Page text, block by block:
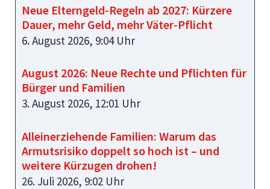
Neue Elterngeld‑Regeln ab 2027: Kürzere
Dauer, mehr Geld, mehr Väter‑Pflicht
6. August 2026, 9:04 Uhr
August 2026: Neue Rechte und Pflichten für
Bürger und Familien
3. August 2026, 12:01 Uhr
Alleinerziehende Familien: Warum das
Armutsrisiko doppelt so hoch ist – und
weitere Kürzugen drohen!
26. Juli 2026, 9:02 Uhr